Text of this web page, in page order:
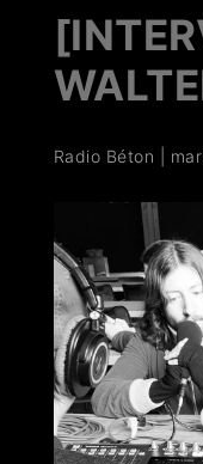
Radio Béton